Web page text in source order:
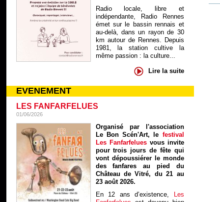
Radio locale, libre et
indépendante, Radio Rennes
émet sur le bassin rennais et
au-delà, dans un rayon de 30
km autour de Rennes. Depuis
1981, la station cultive la
même passion : la culture...
Lire la suite
EVENEMENT
LES FANFARFELUES
01/06/2026
Organisé par l'association
Le Bon Scén'Art, le festival
Les Fanfarfelues vous invite
pour trois jours de fête qui
vont dépoussiérer le monde
des fanfares au pied du
Château de Vitré, du 21 au
23 août 2026.
En 12 ans d’existence, Les